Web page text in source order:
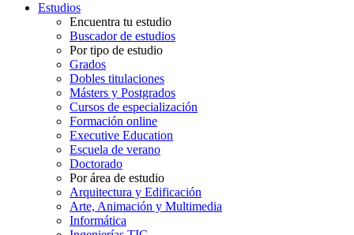
Estudios
Encuentra tu estudio
Buscador de estudios
Por tipo de estudio
Grados
Dobles titulaciones
Másters y Postgrados
Cursos de especialización
Formación online
Executive Education
Escuela de verano
Doctorado
Por área de estudio
Arquitectura y Edificación
Arte, Animación y Multimedia
Informática